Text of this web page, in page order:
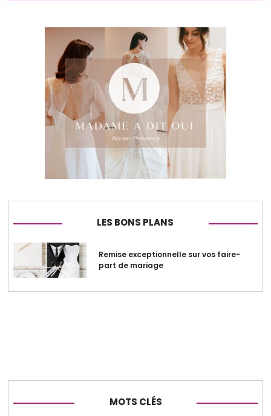
LES BONS PLANS
Remise exceptionnelle sur vos faire-
part de mariage
MOTS CLÉS